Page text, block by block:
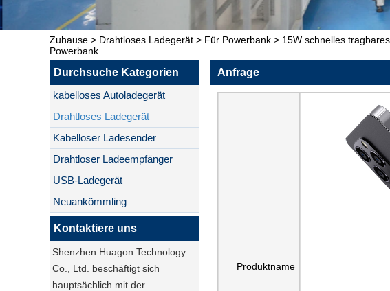
Zuhause > Drahtloses Ladegerät > Für Powerbank > 15W schnelles
Powerbank
Durchsuche Kategorien
kabelloses Autoladegerät
Drahtloses Ladegerät
Kabelloser Ladesender
Drahtloser Ladeempfänger
USB-Ladegerät
Neuankömmling
Kontaktiere uns
Shenzhen Huagon Technology
Co., Ltd. beschäftigt sich
hauptsächlich mit der
Anfrage
Produktname